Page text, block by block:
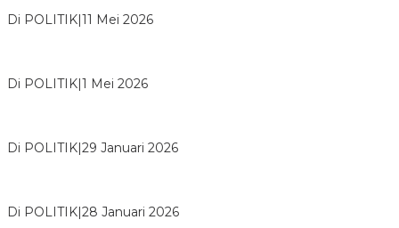
Di POLITIK|11 Mei 2026
Di POLITIK|1 Mei 2026
Di POLITIK|29 Januari 2026
Di POLITIK|28 Januari 2026